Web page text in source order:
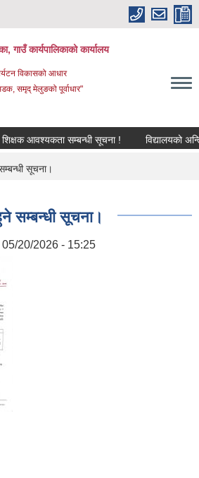
गाउँ कार्यपालिकाको कार्यालय
विकासको आधार
समृद् मेलुङको पूर्वाधार"
आवश्‍यकता सम्बन्धी सूचना ! विद्यालयको
सूचना।
सम्बन्धी सूचना।
20/2026 - 15:25